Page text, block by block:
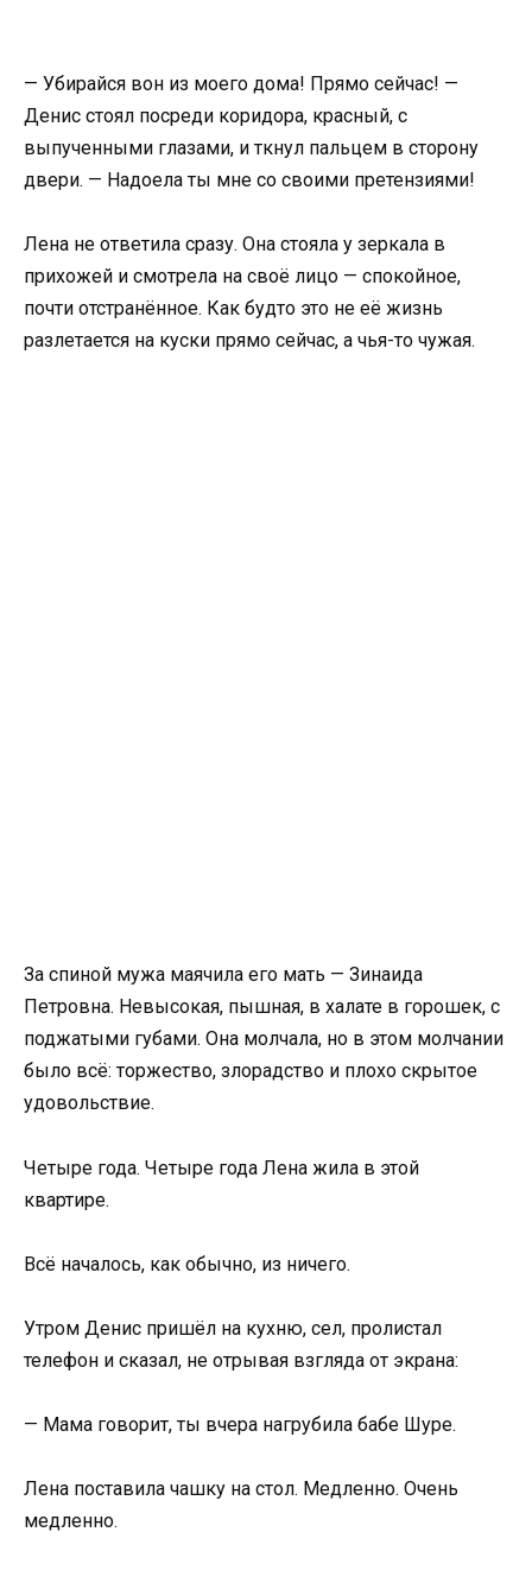
— Убирайся вон из моего дома! Прямо сейчас! —
Денис стоял посреди коридора, красный, с
выпученными глазами, и ткнул пальцем в сторону
двери. — Надоела ты мне со своими претензиями!
Лена не ответила сразу. Она стояла у зеркала в
прихожей и смотрела на своё лицо — спокойное,
почти отстранённое. Как будто это не её жизнь
разлетается на куски прямо сейчас, а чья-то чужая.
За спиной мужа маячила его мать — Зинаида
Петровна. Невысокая, пышная, в халате в горошек, с
поджатыми губами. Она молчала, но в этом молчании
было всё: торжество, злорадство и плохо скрытое
удовольствие.
Четыре года. Четыре года Лена жила в этой
квартире.
Всё началось, как обычно, из ничего.
Утром Денис пришёл на кухню, сел, пролистал
телефон и сказал, не отрывая взгляда от экрана:
— Мама говорит, ты вчера нагрубила бабе Шуре.
Лена поставила чашку на стол. Медленно. Очень
медленно.